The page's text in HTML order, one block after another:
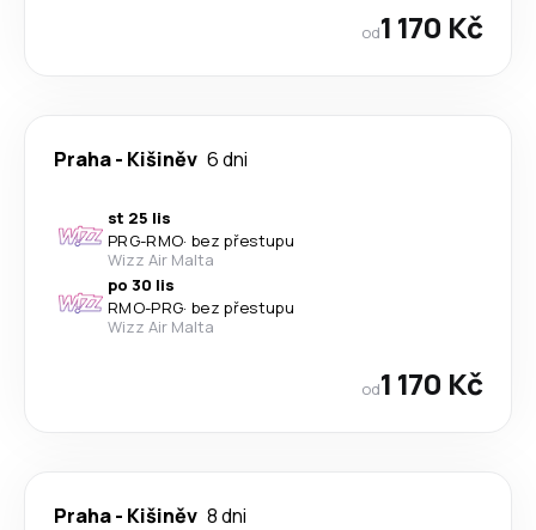
od1 170 Kč
Praha- Kišiněv 6 dni
st 25 lis
PRG-RMO· bez přestupu
Wizz Air Malta
po 30 lis
RMO-PRG· bez přestupu
Wizz Air Malta
od1 170 Kč
Praha- Kišiněv 8 dni